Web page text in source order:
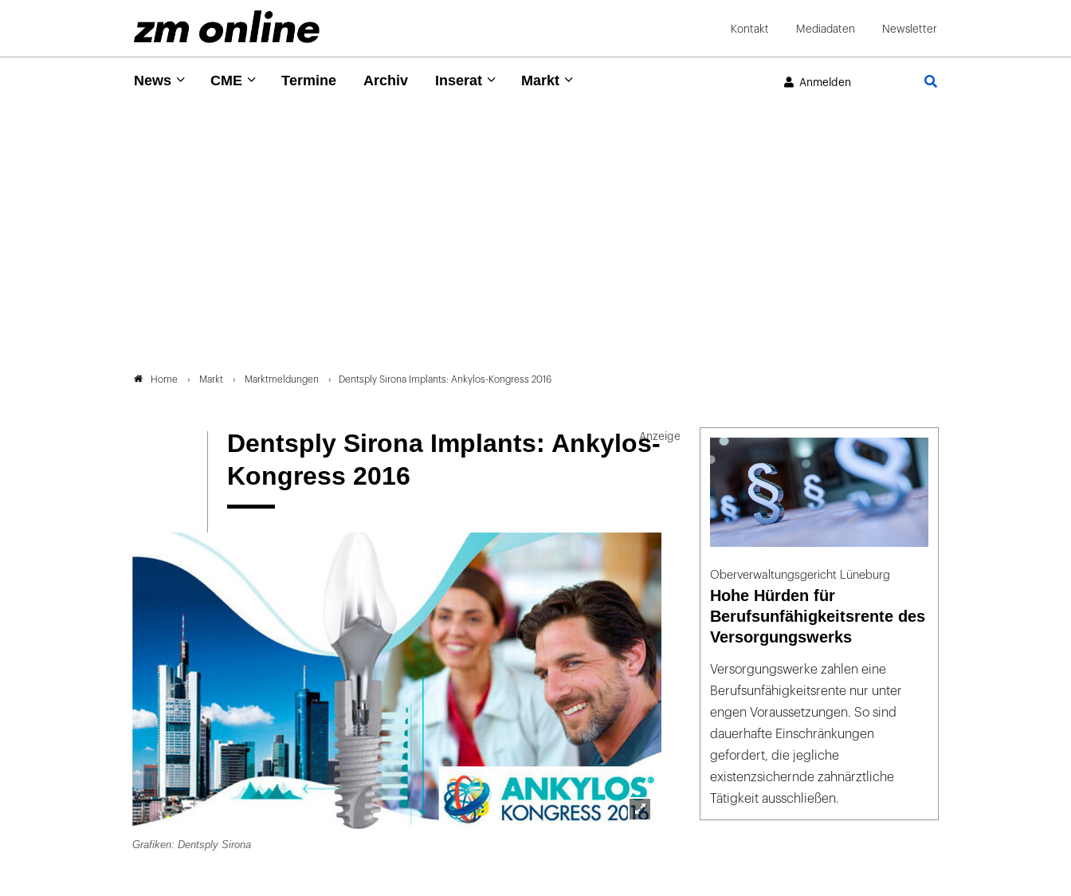
Kontakt Mediadaten Newsletter
News CME Termine Archiv Inserat Markt Anmelden
Home Markt Marktmeldungen Dentsply Sirona Implants: Ankylos-Kongress 2016
Dentsply Sirona Implants: Ankylos-
Kongress 2016
Grafiken: Dentsply Sirona
Oberverwaltungsgericht Lüneburg
Hohe Hürden für
Berufsunfähigkeitsrente des
Versorgungswerks
Versorgungswerke zahlen eine
Berufsunfähigkeitsrente nur unter
engen Voraussetzungen. So sind
dauerhafte Einschränkungen
gefordert, die jegliche
existenzsichernde zahnärztliche
Tätigkeit ausschließen.